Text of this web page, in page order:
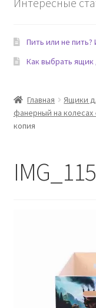
Пить или не
Как выбрать
Главная Ящики
фанерный на колесах
копия